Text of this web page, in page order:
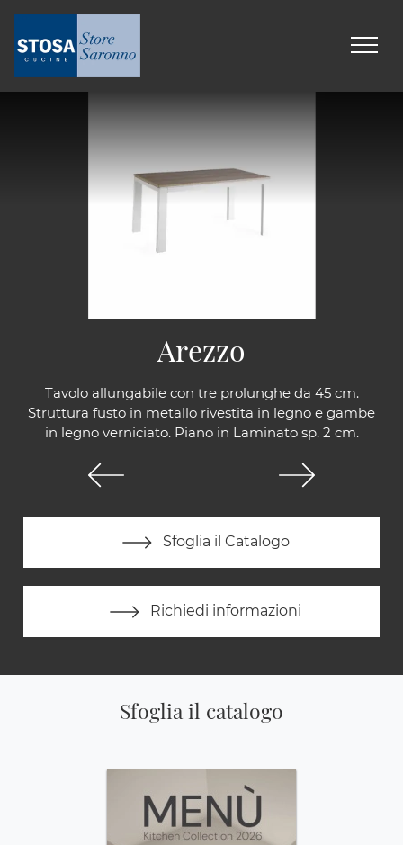
Tavolo allungabile con tre prolunghe da 45 cm.
Struttura fusto in metallo rivestita in legno e gambe
in legno verniciato. Piano in Laminato sp. 2 cm.
Sfoglia il Catalogo
Richiedi informazioni
Arezzo
Sfoglia il catalogo